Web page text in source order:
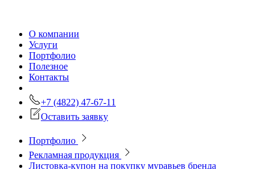
О компании
Услуги
Портфолио
Полезное
Контакты
+7 (4822) 47-67-11
Оставить заявку
Портфолио
Рекламная продукция
Листовка-купон на покупку муравьев бренда